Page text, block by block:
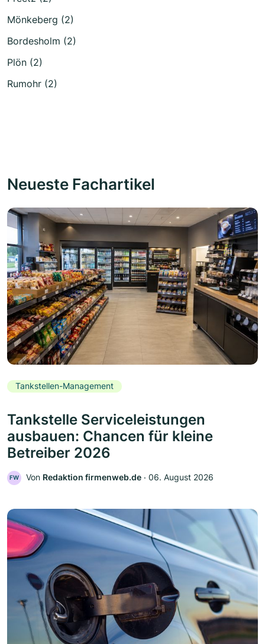
Mönkeberg (2)
Bordesholm (2)
Plön (2)
Rumohr (2)
Neueste Fachartikel
Tankstellen-Management
Tankstelle Serviceleistungen
ausbauen: Chancen für kleine
Betreiber 2026
FW Von Redaktion firmenweb.de ‧ 06. August 2026